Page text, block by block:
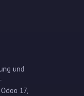
und
17,